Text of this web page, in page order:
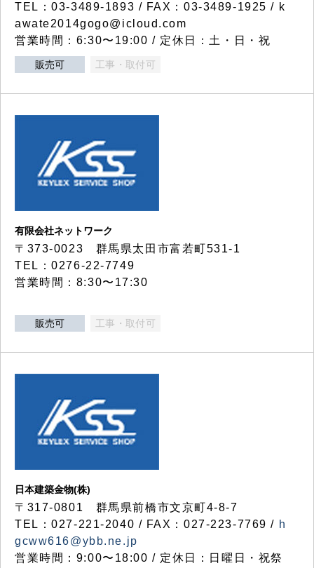
TEL：03-3489-1893 / FAX：03-3489-1925 / k
awate2014gogo@icloud.com
営業時間：6:30〜19:00 / 定休日：土・日・祝
販売可 工事・取付可
有限会社ネットワーク
〒373-0023 群馬県太田市富若町531-1
TEL：0276-22-7749
営業時間：8:30〜17:30
販売可 工事・取付可
日本建築金物(株)
〒317‐0801 群馬県前橋市文京町4-8-7
TEL：027-221-2040 / FAX：027-223-7769 / h
gcww616@ybb.ne.jp
営業時間：9:00〜18:00 / 定休日：日曜日・祝祭